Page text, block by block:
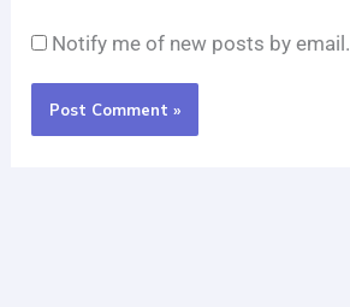
Notify me of new posts by email.